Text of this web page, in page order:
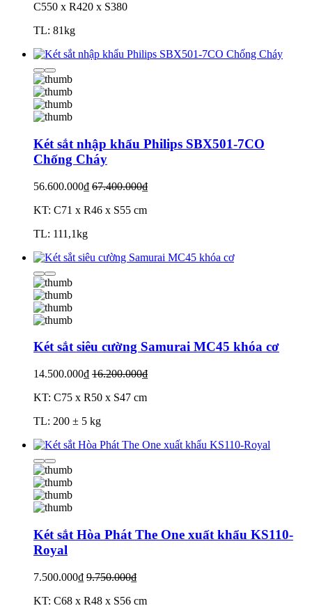
C550 x R420 x S380
TL: 81kg
Két sắt nhập khẩu Philips SBX501-7CO
Chống Cháy
56.600.000₫ 67.400.000₫
KT: C71 x R46 x S55 cm
TL: 111,1kg
Két sắt siêu cường Samurai MC45 khóa cơ
14.500.000₫ 16.200.000₫
KT: C75 x R50 x S47 cm
TL: 200 ± 5 kg
Két sắt Hòa Phát The One xuất khẩu KS110-
Royal
7.500.000₫ 9.750.000₫
KT: C68 x R48 x S56 cm